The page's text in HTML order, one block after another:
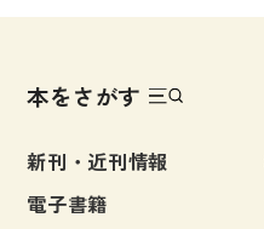
日本留学試験対策
各種試験対策
本をさがす
新刊・近刊情報
電子書籍